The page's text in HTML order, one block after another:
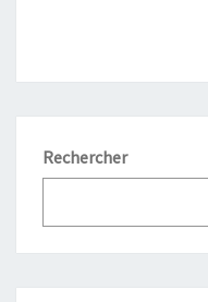
Rechercher